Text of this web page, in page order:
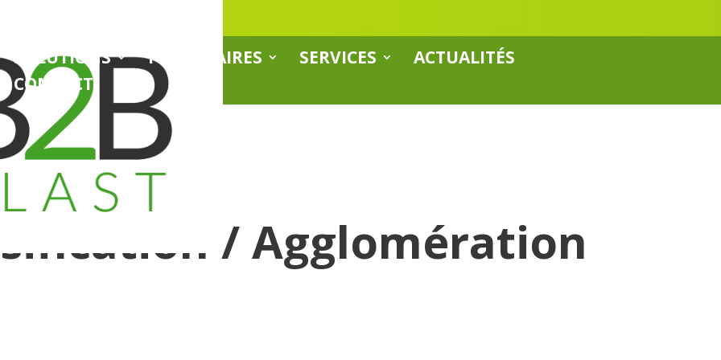
SOLUTIONS PARTENAIRES SERVICES
ACTUALITÉS
CONTACT
/ Agglomération